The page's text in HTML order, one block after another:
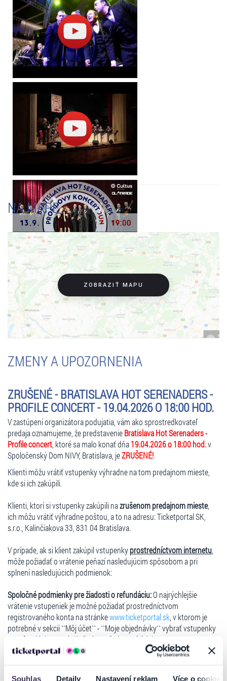
Souhlas Detaily Nastavení reklam Více o cookies
NA MAPE
ZOBRAZIŤ MAPU
ZMENY A UPOZORNENIA
ZRUŠENÉ - BRATISLAVA HOT SERENADERS -
PROFILE CONCERT - 19.04.2026 O 18:00 HOD.
V zastúpení organizátora podujatia, vám ako sprostredkovateľ
predaja oznamujeme, že predstavenieBratislava Hot Serenaders -
Profile concert , ktoré sa malo konať dňa19.04.2026 o 18:00 hod.v
Spoločenský Dom NIVY, Bratislava, jeZRUŠENÉ!
Klienti môžu vrátiť vstupenky výhradne na tom predajnom mieste,
kde si ich zakúpili.
Klienti, ktorí si vstupenky zakúpili nazrušenom predajnom mieste,
ich môžu vrátiť výhradne poštou, a to na adresu: Ticketportal SK,
s.r.o., Kalinčiakova 33, 831 04 Bratislava.
V prípade, ak si klient zakúpil vstupenkyprostredníctvom internetu
môže požiadať o vrátenie peňazí nasledujúcim spôsobom a pri
splnení nasledujúcich podmienok:
Spoločné podmienky pre žiadosti o refundáciu:O najrýchlejšie
vrátenie vstupeniek je možné požiadať prostredníctvom
registrovaného konta na stránkewww.ticketportal.sk , v ktorom je
potrebné v sekcii ``Môj účet`` - ``Moje objednávky`` vybrať vstupenky
na refundáciu a vyplniť všetky požadované údaje.
V prípade, ak si klient zakúpil vstupenky bez registrácie, odporúčame,
aby si na stránke www.ticketportal.sk dokončil registráciu, nakoľko